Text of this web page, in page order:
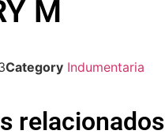
M
Category Indumentaria
relacionados